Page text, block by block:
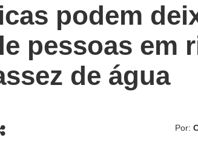
podem
pessoas em
de água
Por: